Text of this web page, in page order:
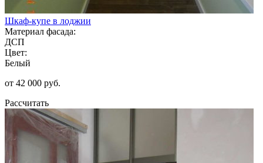
Шкаф-купе в лоджии
Материал фасада:
ДСП
Цвет:
Белый
от 42 000 руб.
Рассчитать